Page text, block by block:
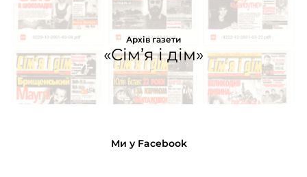
Архів газети
«Сім’я і дім»
Ми у Facebook